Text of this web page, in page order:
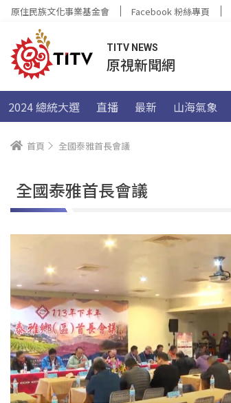
原住民族文化事業基金會 Facebook 粉絲專頁
TITV NEWS
原視新聞網
2024 總統大選 直播 最新 山海氣象
首頁 全國泰雅首長會議
全國泰雅首長會議